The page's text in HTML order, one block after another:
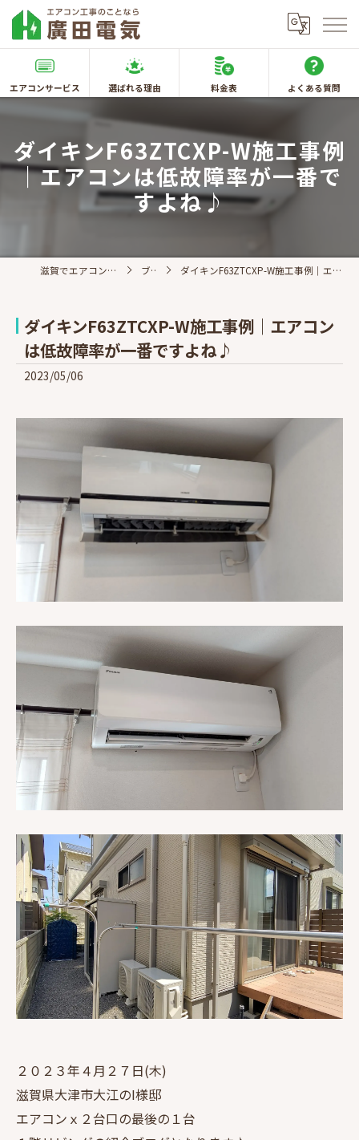
エアコンサービス 選ばれる理由 料金表 よくある質問
ダイキンF63ZTCXP-W施工事例
｜エアコンは低故障率が一番で
すよね♪
滋賀でエアコン取付なら廣田電気 ブログ ダイキンF63ZTCXP-W施工事例｜エアコンは低故障率が一番ですよね♪
ダイキンF63ZTCXP-W施工事例｜エアコン
は低故障率が一番ですよね♪
2023/05/06
２０２３年４月２７日(木)
滋賀県大津市大江のI様邸
エアコンｘ２台口の最後の１台